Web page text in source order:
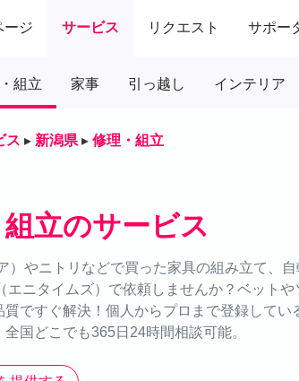
ージ サービス リクエスト サポー
組立 家事 引っ越し インテリア
ス ▸ 新潟県 ▸ 修理・組立
立のサービス
）やニトリなどで買った家具の組み立て、
エニタイムズ）で依頼しませんか？ベット
質ですぐ解決！個人からプロまで登録してい
国どこでも365日24時間相談可能。